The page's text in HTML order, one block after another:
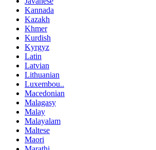
Kannada
Kazakh
Khmer
Kurdish
Kyrgyz
Latin
Latvian
Lithuanian
Luxembou..
Macedonian
Malagasy
Malay
Malayalam
Maltese
Maori